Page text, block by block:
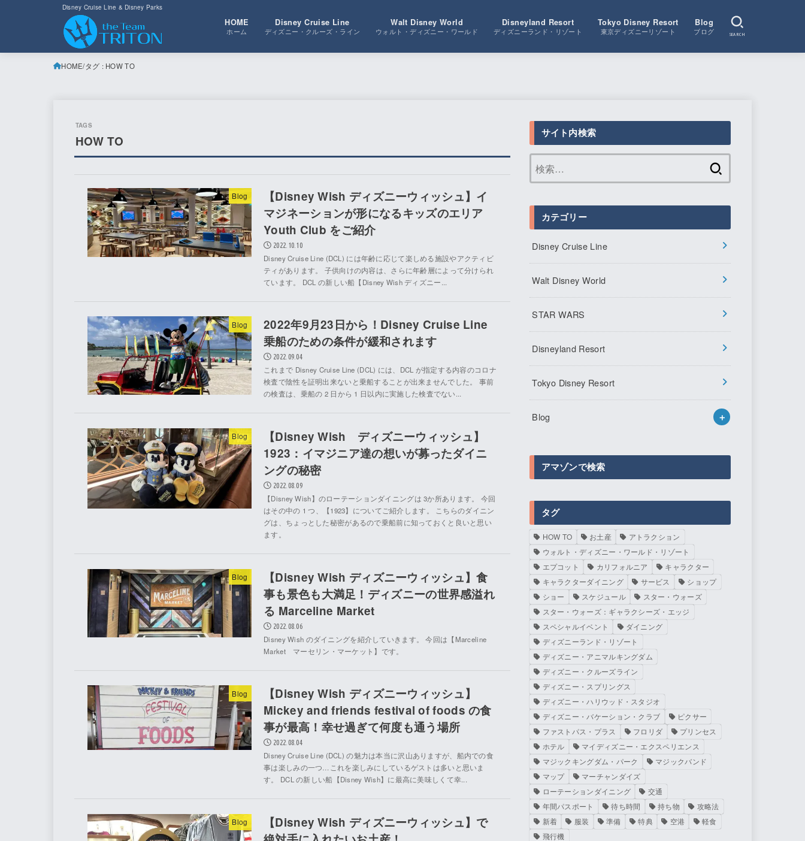
Disney Cruise Line & Disney Parks
HOME
ホーム
Disney Cruise Line
ディズニー・クルーズ・ライン
Walt Disney World
ウォルト・ディズニー・ワールド
Disneyland Resort
ディズニーランド・リゾート
Tokyo Disney Resort
東京ディズニーリゾート
Blog
ブログ SEARCH
HOME タグ : HOW TO
HOW TO
Blog
【Disney Wish ディズニーウィッシュ】イ
マジネーションが形になるキッズのエリア
Youth Club をご紹介
2022.10.10
Disney Cruise Line (DCL) には年齢に応じて楽しめる施設やアクティビ
ティがあります。 子供向けの内容は、さらに年齢層によって分けられ
ています。 DCL の新しい船【Disney Wish ディズニー...
Blog
2022年9月23日から！Disney Cruise Line
乗船のための条件が緩和されます
2022.09.04
これまで Disney Cruise Line (DCL) には、DCL が指定する内容のコロナ
検査で陰性を証明出来ないと乗船することが出来ませんでした。 事前
の検査は、乗船の 2 日から 1 日以内に実施した検査でない...
Blog
【Disney Wish ディズニーウィッシュ】
1923：イマジニア達の想いが募ったダイニ
ングの秘密
2022.08.09
【Disney Wish】のローテーションダイニングは 3か所あります。 今回
はその中の 1 つ、【1923】についてご紹介します。 こちらのダイニン
グは、ちょっとした秘密があるので乗船前に知っておくと良いと思い
ます。
Blog
【Disney Wish ディズニーウィッシュ】食
事も景色も大満足！ディズニーの世界感溢れ
る Marceline Market
2022.08.06
Disney Wish のダイニングを紹介していきます。 今回は【Marceline
Market マーセリン・マーケット】です。
Blog
【Disney Wish ディズニーウィッシュ】
Mickey and friends festival of foods の食
事が最高！幸せ過ぎて何度も通う場所
2022.08.04
Disney Cruise Line (DCL) の魅力は本当に沢山ありますが、船内での食
事は楽しみの一つ…これを楽しみにしているゲストは多いと思いま
す。 DCL の新しい船【Disney Wish】に最高に美味しくて幸...
Blog
【Disney Wish ディズニーウィッシュ】で
サイト内検索
カテゴリー
Disney Cruise Line
Walt Disney World
STAR WARS
Disneyland Resort
Tokyo Disney Resort
Blog
アマゾンで検索
タグ
HOW TO お土産
アトラクション
ウォルト・ディズニー・ワールド・リゾート
エプコット
カリフォルニア
キャラクター
キャラクターダイニング
サービス
ショップ
ショー
スケジュール
スター・ウォーズ
スター・ウォーズ：ギャラクシーズ・エッジ
スペシャルイベント
ダイニング
ディズニーランド・リゾート
ディズニー・アニマルキングダム
ディズニー・クルーズライン
ディズニー・スプリングス
ディズニー・ハリウッド・スタジオ
ディズニー・バケーション・クラブ
ピクサー
ファストパス・プラス
フロリダ
プリンセス
ホテル
マイディズニー・エクスペリエンス
マジックキングダム・パーク
マジックバンド
マップ
マーチャンダイズ
ローテーションダイニング
交通
年間パスポート
待ち時間 持ち物
攻略法
新着
服装 準備 特典 空港
軽食
飛行機